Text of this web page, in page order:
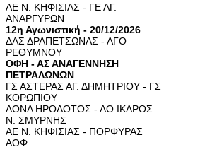
ΑΕ Ν. ΚΗΦΙΣΙΑΣ - ΓΕ ΑΓ.
ΑΝΑΡΓΥΡΩΝ
12η Αγωνιστική - 20/12/2026
ΔΑΣ ΔΡΑΠΕΤΣΩΝΑΣ - ΑΓΟ
ΡΕΘΥΜΝΟΥ
ΟΦΗ - ΑΣ ΑΝΑΓΕΝΝΗΣΗ
ΠΕΤΡΑΛΩΝΩΝ
ΓΣ ΑΣΤΕΡΑΣ ΑΓ. ΔΗΜΗΤΡΙΟΥ - ΓΣ
ΚΟΡΩΠΙΟΥ
ΑΟΝΑ ΗΡΟΔΟΤΟΣ - ΑΟ ΙΚΑΡΟΣ
Ν. ΣΜΥΡΝΗΣ
ΑΕ Ν. ΚΗΦΙΣΙΑΣ - ΠΟΡΦΥΡΑΣ
ΑΟΦ